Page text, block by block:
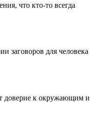
что кто-то всегда
заговоров для человека
доверие к окружающим и